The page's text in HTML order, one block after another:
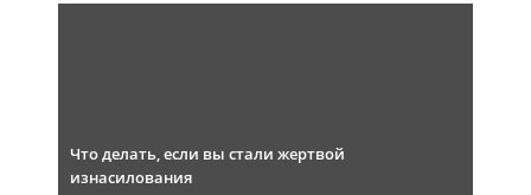
Что делать, если вы стали жертвой
изнасилования